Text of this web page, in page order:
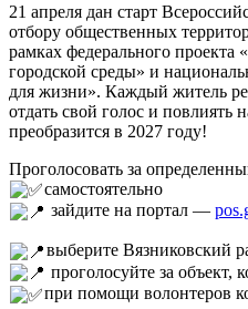
21 апреля дан старт
отбору общественных
рамках федерального
городской среды» и
для жизни». Каждый житель
отдать свой голос и повлиять
преобразится в 2027 году!
Проголосовать за
самостоятельно
зайдите на портал —
выберите Вязниковский
проголосуйте за объект,
при помощи волонтеров